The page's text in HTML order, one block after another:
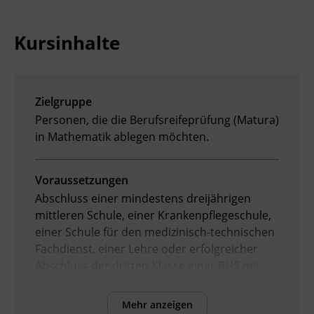
Kursinhalte
Zielgruppe
Personen, die die Berufsreifeprüfung (Matura)
in Mathematik ablegen möchten.
Voraussetzungen
Abschluss einer mindestens dreijährigen
mittleren Schule, einer Krankenpflegeschule,
einer Schule für den medizinisch-technischen
Fachdienst, einer Lehre oder erfolgreicher
Es wird empfohlen, über Deutschkenntnisse
Mehr anzeigen